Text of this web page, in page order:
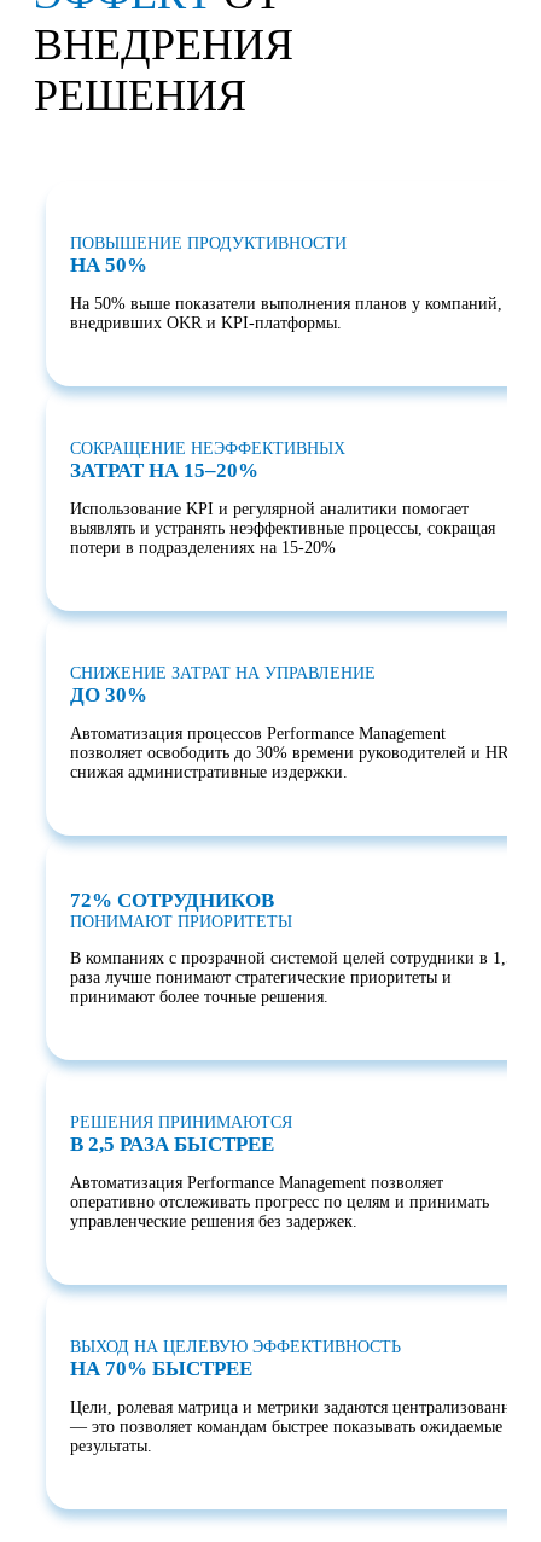
ВНЕДРЕНИЯ
РЕШЕНИЯ
ПОВЫШЕНИЕ ПРОДУКТИВНОСТИ
НА 50%
На 50% выше показатели выполнения планов у компаний,
внедривших OKR и KPI-платформы.
СОКРАЩЕНИЕ НЕЭФФЕКТИВНЫХ
ЗАТРАТ НА 15–20%
Использование KPI и регулярной аналитики помогает
выявлять и устранять неэффективные процессы, сокращая
потери в подразделениях на 15-20%
СНИЖЕНИЕ ЗАТРАТ НА УПРАВЛЕНИЕ
ДО 30%
Автоматизация процессов Performance Management
позволяет освободить до 30% времени руководителей и HR,
снижая административные издержки.
72% СОТРУДНИКОВ
ПОНИМАЮТ ПРИОРИТЕТЫ
В компаниях с прозрачной системой целей сотрудники в 1,5
раза лучше понимают стратегические приоритеты и
принимают более точные решения.
РЕШЕНИЯ ПРИНИМАЮТСЯ
В 2,5 РАЗА БЫСТРЕЕ
Автоматизация Performance Management позволяет
оперативно отслеживать прогресс по целям и принимать
управленческие решения без задержек.
ВЫХОД НА ЦЕЛЕВУЮ ЭФФЕКТИВНОСТЬ
НА 70% БЫСТРЕЕ
Цели, ролевая матрица и метрики задаются централизованно
— это позволяет командам быстрее показывать ожидаемые
результаты.